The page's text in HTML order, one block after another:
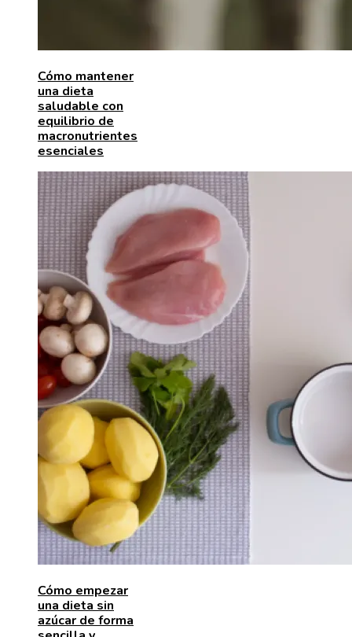
Cómo mantener
una dieta
saludable con
equilibrio de
macronutrientes
esenciales
Cómo empezar
una dieta sin
azúcar de forma